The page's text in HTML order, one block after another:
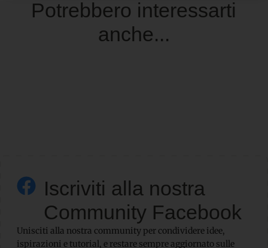
Potrebbero interessarti
anche...
Iscriviti alla nostra
Community Facebook
Unisciti alla nostra community per condividere idee,
ispirazioni e tutorial, e restare sempre aggiornato sulle